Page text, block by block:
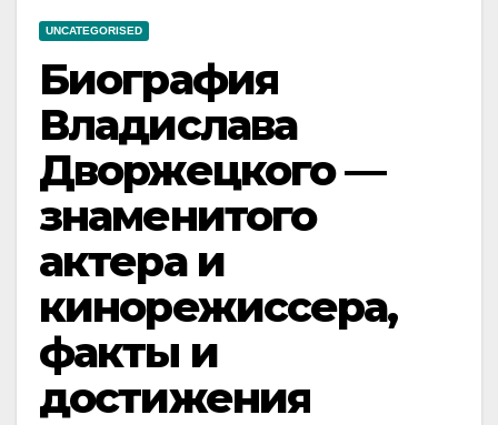
UNCATEGORISED
Биография
Владислава
Дворжецкого —
знаменитого
актера и
кинорежиссера,
факты и
достижения